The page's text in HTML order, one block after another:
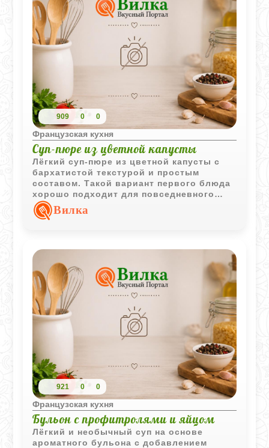
909 0 0
Французская кухня
Суп-пюре из цветной капусты
Лёгкий суп-пюре из цветной капусты с
бархатистой текстурой и простым
составом. Такой вариант первого блюда
хорошо подходит для повседневного
меню и подаётся как в горячем, так и в
слегка остывшем виде.
Вилка
921 0 0
Французская кухня
Бульон с профитролями и яйцом
Лёгкий и необычный суп на основе
ароматного бульона с добавлением